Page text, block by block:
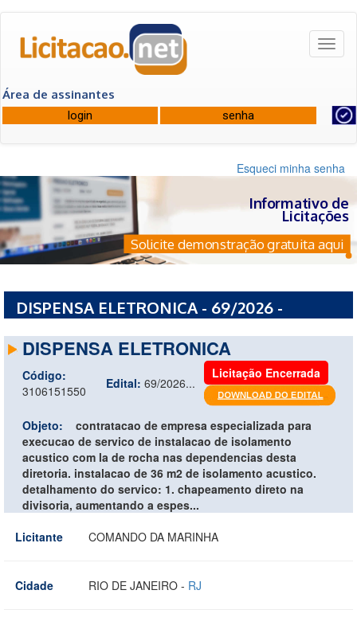
Área de assinantes
Esqueci minha senha
Informativo de
Licitações
Solicite demonstração gratuita aqui
DISPENSA ELETRONICA - 69/2026 -
DISPENSA ELETRONICA
Código:
3106151550
Edital: 69/2026...
Licitação Encerrada
Objeto:
contratacao de empresa especializada para
execucao de servico de instalacao de isolamento
acustico com la de rocha nas dependencias desta
diretoria. instalacao de 36 m2 de isolamento acustico.
detalhamento do servico: 1. chapeamento direto na
divisoria, aumentando a espes...
Licitante
COMANDO DA MARINHA
Cidade RIO DE JANEIRO - RJ